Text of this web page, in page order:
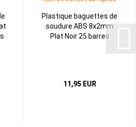
Plastique baguettes de
soudure ABS 8x2mm
Plat Noir 25 barres
11,95 EUR